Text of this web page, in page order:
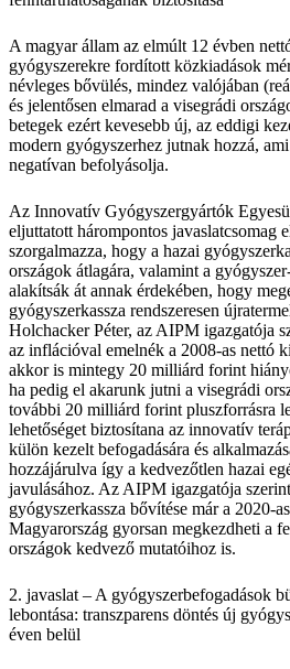
A magyar állam az elmúlt 12 évben
gyógyszerekre fordított közkiadások
névleges bővülés, mindez valójában
és jelentősen elmarad a visegrádi
betegek ezért kevesebb új, az eddigi
modern gyógyszerhez jutnak hozzá,
negatívan befolyásolja.
Az Innovatív Gyógyszergyártók
eljuttatott hárompontos javaslatcsomag
szorgalmazza, hogy a hazai
országok átlagára, valamint a
alakítsák át annak érdekében, hogy
gyógyszerkassza rendszeresen
Holchacker Péter, az AIPM igazgatója
az inflációval emelnék a 2008-as nettó
akkor is mintegy 20 milliárd forint
ha pedig el akarunk jutni a visegrádi
további 20 milliárd forint pluszforrásra
lehetőséget biztosítana az innovatív
külön kezelt befogadására és
hozzájárulva így a kedvezőtlen hazai
javulásához. Az AIPM igazgatója
gyógyszerkassza bővítése már a 2020-
Magyarország gyorsan megkezdheti a
országok kedvező mutatóihoz is.
2. javaslat – A gyógyszerbefogadások
lebontása: transzparens döntés új
éven belül